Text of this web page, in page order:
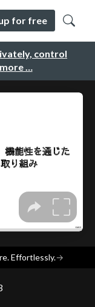
control
…
for free
Effortlessly.→